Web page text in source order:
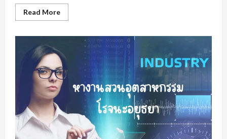
Read MoreRead
more
อุตสาหกรรม
บางพลี
มี
อะไร
น่า
สนใจ